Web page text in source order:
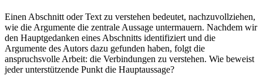
Einen Abschnitt oder Text zu verstehen bedeutet, nachzuvollziehen,
wie die Argumente die zentrale Aussage untermauern. Nachdem wir
den Hauptgedanken eines Abschnitts identifiziert und die
Argumente des Autors dazu gefunden haben, folgt die
anspruchsvolle Arbeit: die Verbindungen zu verstehen. Wie beweist
jeder unterstützende Punkt die Hauptaussage?